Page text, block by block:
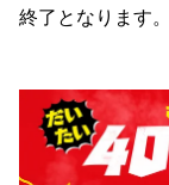
終了となります。